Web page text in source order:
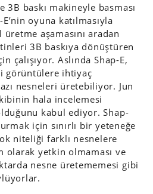
baskı makineyle basması
oyuna katılmasıyla
aşamasını aradan
3B baskıya dönüştüren
çalışıyor. Aslında Shap-E,
görüntülere ihtiyaç
nesneleri üretebiliyor. Jun
hala incelemesi
kabul ediyor. Shap-
için sınırlı bir yeteneğe
niteliği farklı nesnelere
olarak yetkin olmaması ve
nesne üretememesi gibi